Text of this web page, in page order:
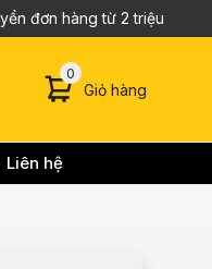
đơn hàng từ 2 triệu
00 sản phẩm trong
Giỏ hàng
Liên hệ